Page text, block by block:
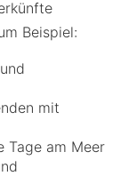
Beispiel:
mit
Tage am Meer